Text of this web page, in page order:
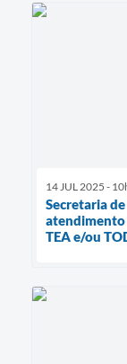
14 JUL 2025 -
Secretaria
atendimento
TEA e/ou